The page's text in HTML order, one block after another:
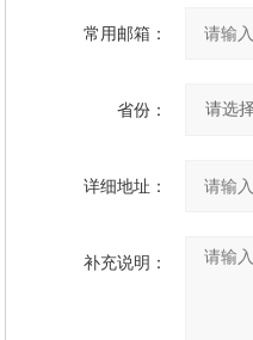
常用邮箱：
省份：
详细地址：
补充说明：